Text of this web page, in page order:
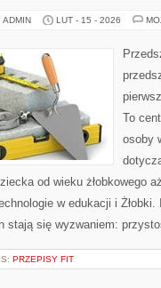
ADMIN LUT - 15 - 2026
To
osoby
od wieku żłobkowego
w edukacji i
stają się wyzwaniem:
PRZEPISY FIT